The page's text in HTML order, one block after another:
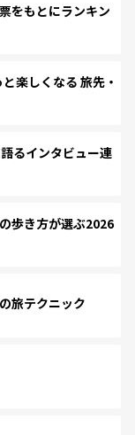
をもとにランキン
楽しくなる 旅先・
るインタビュー連
歩き方が選ぶ2026
旅テクニック